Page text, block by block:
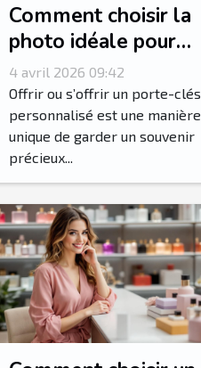
Comment choisir la
photo idéale pour
votre porte-clés
personnalisé?
4 avril 2026 09:42
Offrir ou s’offrir un porte-clés
personnalisé est une manière
unique de garder un souvenir
précieux...